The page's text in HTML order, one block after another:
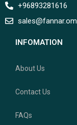
+96893281616
sales@fannar.om
INFOMATION
About Us
Contact Us
FAQs